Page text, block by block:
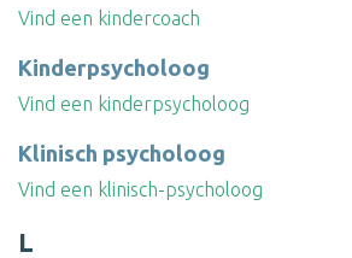
Vind een kindercoach
Kinderpsycholoog
Vind een kinderpsycholoog
Klinisch psycholoog
Vind een klinisch-psycholoog
L